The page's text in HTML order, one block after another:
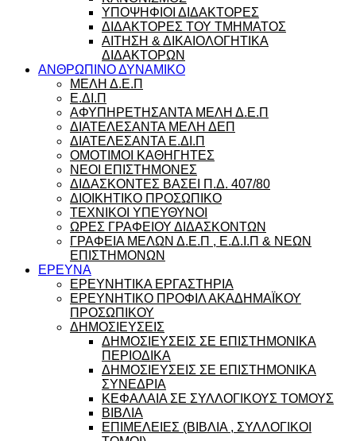
ΥΠΟΨΗΦΙΟΙ ΔΙΔΑΚΤΟΡΕΣ
ΔΙΔΑΚΤΟΡΕΣ ΤΟΥ ΤΜΗΜΑΤΟΣ
ΑΙΤΗΣΗ & ΔΙΚΑΙΟΛΟΓΗΤΙΚΑ
ΔΙΔΑΚΤΟΡΩΝ
ΑΝΘΡΩΠΙΝΟ ΔΥΝΑΜΙΚΟ
ΜΕΛΗ Δ.Ε.Π
Ε.ΔΙ.Π
ΑΦΥΠΗΡΕΤΗΣΑΝΤΑ ΜΕΛΗ Δ.Ε.Π
ΔΙΑΤΕΛΕΣΑΝΤΑ ΜΕΛΗ ΔΕΠ
ΔΙΑΤΕΛΕΣΑΝΤΑ Ε.ΔΙ.Π
ΟΜΟΤΙΜΟΙ ΚΑΘΗΓΗΤΕΣ
ΝΕΟΙ ΕΠΙΣΤΗΜΟΝΕΣ
ΔΙΔΑΣΚΟΝΤΕΣ ΒΑΣΕΙ Π.Δ. 407/80
ΔΙΟΙΚΗΤΙΚΟ ΠΡΟΣΩΠΙΚΟ
ΤΕΧΝΙΚΟΙ ΥΠΕΥΘΥΝΟΙ
ΩΡΕΣ ΓΡΑΦΕΙΟΥ ΔΙΔΑΣΚΟΝΤΩΝ
ΓΡΑΦΕΙΑ ΜΕΛΩΝ Δ.Ε.Π , Ε.Δ.Ι.Π & ΝΕΩΝ
ΕΠΙΣΤΗΜΟΝΩΝ
ΕΡΕΥΝΑ
ΕΡΕΥΝΗΤΙΚΑ ΕΡΓΑΣΤΗΡΙΑ
ΕΡΕΥΝΗΤΙΚΟ ΠΡΟΦΙΛ ΑΚΑΔΗΜΑΪΚΟΥ
ΠΡΟΣΩΠΙΚΟΥ
ΔΗΜΟΣΙΕΥΣΕΙΣ
ΔΗΜΟΣΙΕΥΣΕΙΣ ΣΕ ΕΠΙΣΤΗΜΟΝΙΚΑ
ΠΕΡΙΟΔΙΚΑ
ΔΗΜΟΣΙΕΥΣΕΙΣ ΣΕ ΕΠΙΣΤΗΜΟΝΙΚΑ
ΣΥΝΕΔΡΙΑ
ΚΕΦΑΛΑΙΑ ΣΕ ΣΥΛΛΟΓΙΚΟΥΣ ΤΟΜΟΥΣ
ΒΙΒΛΙΑ
ΕΠΙΜΕΛΕΙΕΣ (ΒΙΒΛΙΑ , ΣΥΛΛΟΓΙΚΟΙ